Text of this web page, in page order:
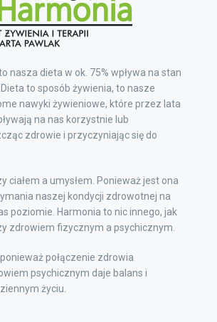
nasza dieta w ok. 75% wpływa na stan
to sposób żywienia, to nasze
nawyki żywieniowe, które przez lata
na nas korzystnie lub
zdrowie i przyczyniając się do
ciałem a umysłem. Ponieważ jest ona
naszej kondycji zdrowotnej na
poziomie. Harmonia to nic innego, jak
zdrowiem fizycznym a psychicznym.
połączenie zdrowia
psychicznym daje balans i
życiu.